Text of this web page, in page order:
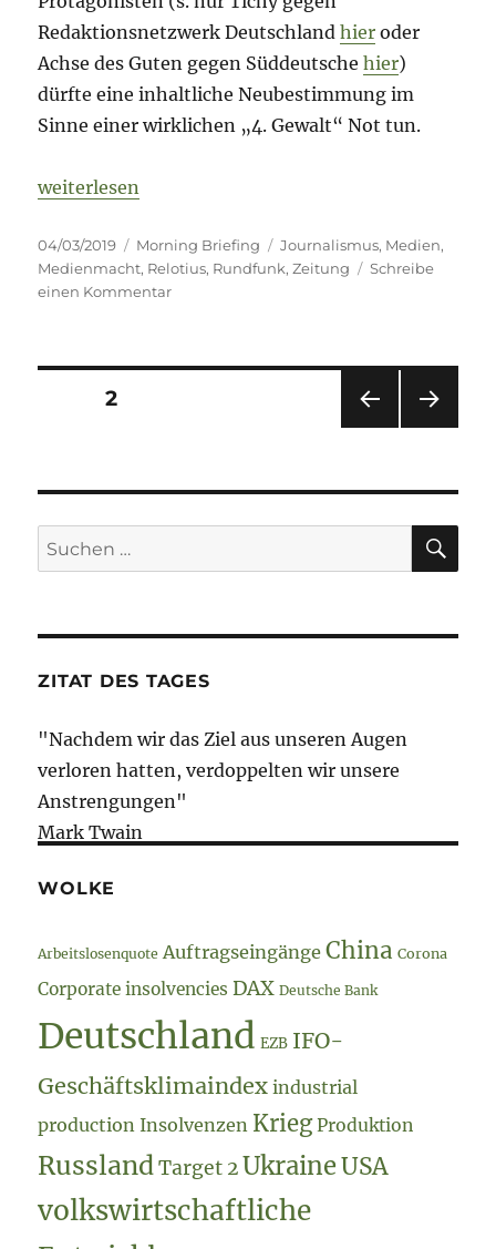
Redaktionsnetzwerk Deutschlandhier oder
Achse des Guten gegen Süddeutschehier)
dürfte eine inhaltliche Neubestimmung im
Sinne einer wirklichen „4. Gewalt“ Not tun.
„Morning Briefing – 4. März 2019 – Zeitungen //
weiterlesen
Veröffentlicht
am
04/03/2019 Kategorien
Morning Briefing Schlagwörter
Journalismus, Medien,
Medienmacht, Relotius, Rundfunk,Zeitung
Schreibe
einen Kommentarzu
//
DuMont
Relotius
Öfftl.-
Rundfunk
Seitennummerierung
Beiträge
SEIT
E
SEITE2
E
Suche
nach:
ZITAT DES TAGES
"Nachdem wir das Ziel aus unseren Augen
verloren hatten, verdoppelten wir unsere
Anstrengungen"
Mark Twain
WOLKE
Arbeitslosenquote Auftragseingänge China Corona
Corporate insolvencies DAX Deutsche Bank
Deutschland EZB IFO-
Geschäftsklimaindex industrial
production Insolvenzen Krieg Produktion
Russland Target 2 Ukraine USA
volkswirtschaftliche